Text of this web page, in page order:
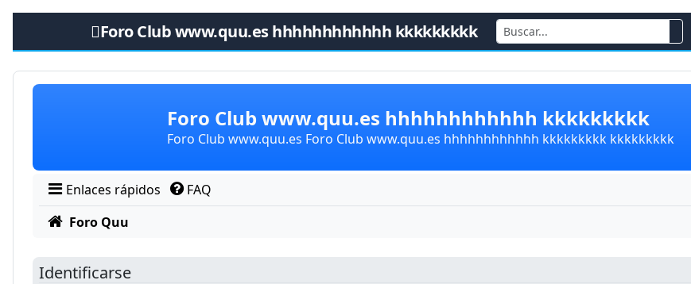
Foro Club www.quu.es hhhhhhhhhhhh kkkkkkkkk
Obviar
Foro Club www.quu.es hhhhhhhhhhhh kkkkkkkkk
Foro Club www.quu.es Foro Club www.quu.es hhhhhhhhhhhh kkkkkkkkk kkkkkkkkk
Enlaces rápidos FAQ
Foro Quu
Identificarse